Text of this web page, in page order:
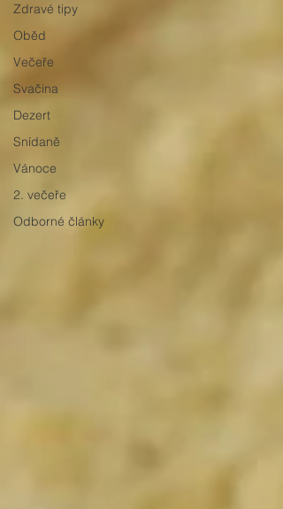
Zdravé tipy
Oběd
Večeře
Svačina
Dezert
Snídaně
Vánoce
2. večeře
Odborné články